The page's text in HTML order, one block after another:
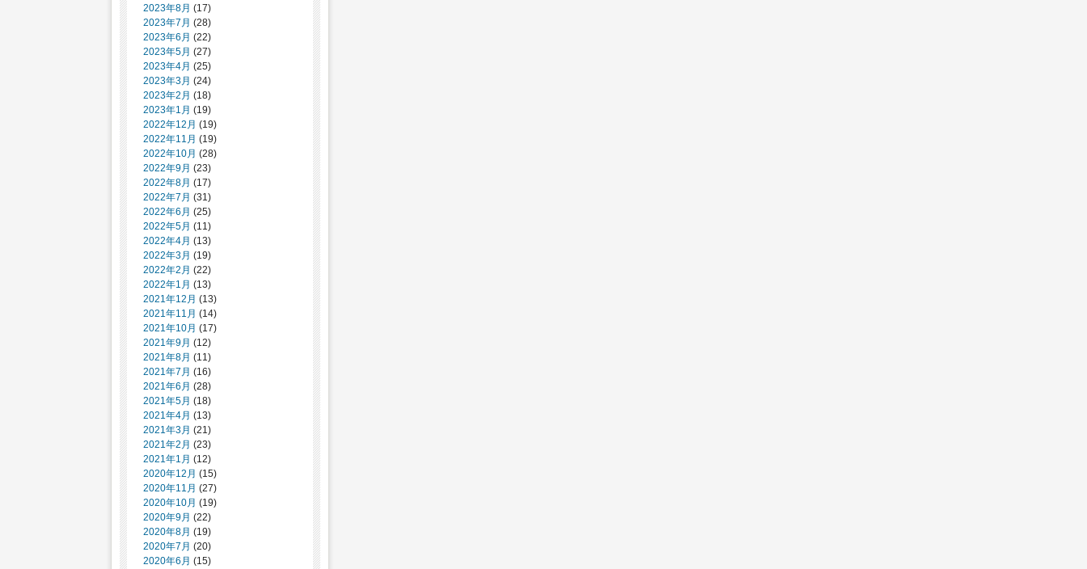
2023年8月 (17)
2023年7月 (28)
2023年6月 (22)
2023年5月 (27)
2023年4月 (25)
2023年3月 (24)
2023年2月 (18)
2023年1月 (19)
2022年12月 (19)
2022年11月 (19)
2022年10月 (28)
2022年9月 (23)
2022年8月 (17)
2022年7月 (31)
2022年6月 (25)
2022年5月 (11)
2022年4月 (13)
2022年3月 (19)
2022年2月 (22)
2022年1月 (13)
2021年12月 (13)
2021年11月 (14)
2021年10月 (17)
2021年9月 (12)
2021年8月 (11)
2021年7月 (16)
2021年6月 (28)
2021年5月 (18)
2021年4月 (13)
2021年3月 (21)
2021年2月 (23)
2021年1月 (12)
2020年12月 (15)
2020年11月 (27)
2020年10月 (19)
2020年9月 (22)
2020年8月 (19)
2020年7月 (20)
2020年6月 (15)